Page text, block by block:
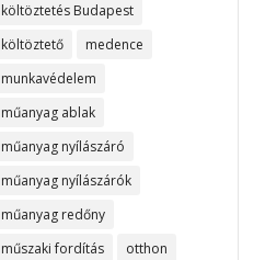
költöztetés Budapest
költöztető
medence
munkavédelem
műanyag ablak
műanyag nyílászáró
műanyag nyílászárók
műanyag redőny
műszaki fordítás
otthon